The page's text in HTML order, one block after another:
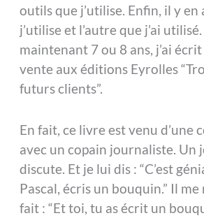
outils que j’utilise. Enfin, il y en
j’utilise et l’autre que j’ai
maintenant 7 ou 8 ans, j’ai
vente aux éditions Eyrolles
futurs clients”.
En fait, ce livre est venu d’une
avec un copain journaliste. Un
discute. Et je lui dis : “C’est
Pascal, écris un bouquin.” Il
fait : “Et toi, tu as écrit un